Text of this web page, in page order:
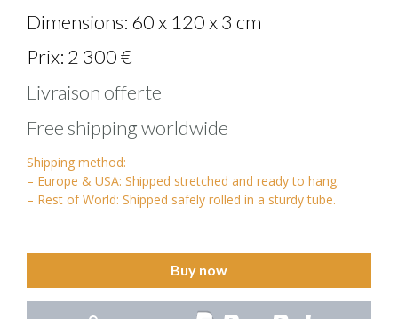
Dimensions: 60 x 120 x 3 cm
Prix: 2 300 €
Livraison offerte
Free shipping worldwide
Shipping method:
– Europe & USA: Shipped stretched and ready to hang.
– Rest of World: Shipped safely rolled in a sturdy tube.
Buy now